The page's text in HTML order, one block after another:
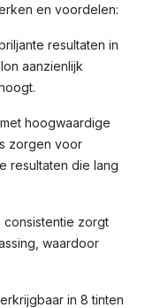
en voordelen:
resultaten in
aanzienlijk
hoogwaardige
zorgen voor
resultaten die lang
consistentie zorgt
waardoor
in 8 tinten